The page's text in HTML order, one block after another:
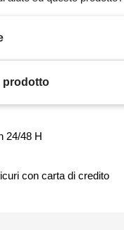
prodotto
24/48 H
con carta di credito